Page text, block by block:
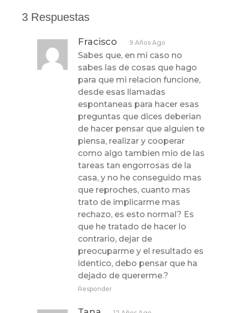
3 Respuestas
Fracisco 9 Años Ago
Sabes que, en mi caso no
sabes las de cosas que hago
para que mi relacion funcione,
desde esas llamadas
espontaneas para hacer esas
preguntas que dices deberian
de hacer pensar que alguien te
piensa, realizar y cooperar
como algo tambien mio de las
tareas tan engorrosas de la
casa, y no he conseguido mas
que reproches, cuanto mas
trato de implicarme mas
rechazo, es esto normal? Es
que he tratado de hacer lo
contrario, dejar de
preocuparme y el resultado es
identico, debo pensar que ha
dejado de quererme.?
Responder